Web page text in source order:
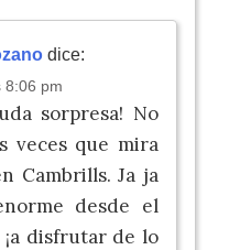
dice:
8:06 pm
sorpresa! No
veces que mira
Cambrills. Ja ja
desde el
disfrutar de lo